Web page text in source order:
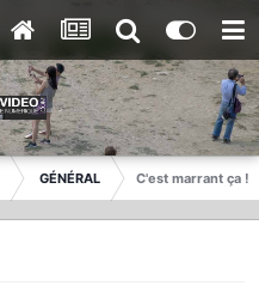
GÉNÉRAL C'est marrant ça !